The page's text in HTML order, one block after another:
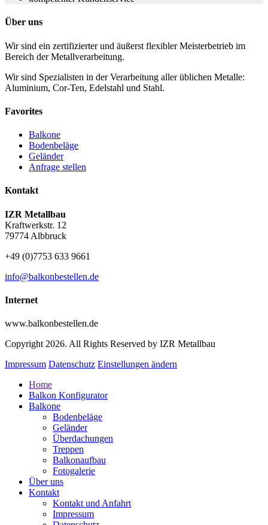
Über uns
Wir sind ein zertifizierter und äußerst flexibler Meisterbetrieb im
Bereich der Metallverarbeitung.
Wir sind Spezialisten in der Verarbeitung aller üblichen Metalle:
Aluminium, Cor-Ten, Edelstahl und Stahl.
Favorites
Balkone
Bodenbeläge
Geländer
Anfrage stellen
Kontakt
IZR Metallbau
Kraftwerkstr. 12
79774 Albbruck
+49 (0)7753 633 9661
info@balkonbestellen.de
Internet
www.balkonbestellen.de
Copyright 2026. All Rights Reserved by IZR Metallbau
Impressum Datenschutz Einstellungen ändern
Home
Balkon Konfigurator
Balkone
Bodenbeläge
Geländer
Überdachungen
Treppen
Balkonaufbau
Fotogalerie
Über uns
Kontakt
Kontakt und Anfahrt
Impressum